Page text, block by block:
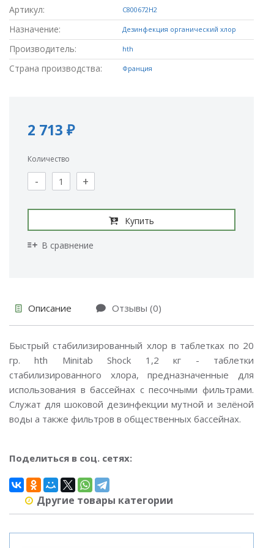
Артикул: C800672H2
Назначение: Дезинфекция органический хлор
Производитель: hth
Страна производства: Франция
2 713 ₽
Количество
- +
Купить
В сравнение
Описание Отзывы (0)
Быстрый стабилизированный хлор в таблетках по 20
гр. hth Minitab Shock 1,2 кг - таблетки
стабилизированного хлора, предназначенные для
использования в бассейнах с песочными фильтрами.
Служат для шоковой дезинфекции мутной и зелёной
воды а также фильтров в общественных бассейнах.
Поделиться в соц. сетях:
Другие товары категории